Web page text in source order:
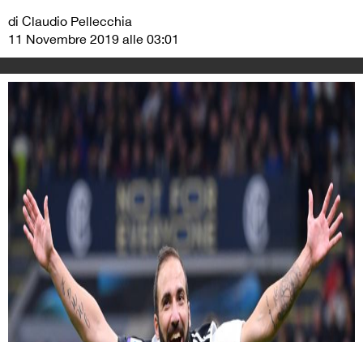
di Claudio Pellecchia
11 Novembre 2019 alle 03:01